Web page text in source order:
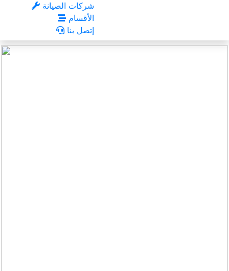
شركات الصيانة
الأقسام
إتصل بنا